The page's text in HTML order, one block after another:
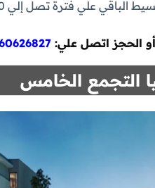
الحجز اتصل علي:
التجمع الخامس